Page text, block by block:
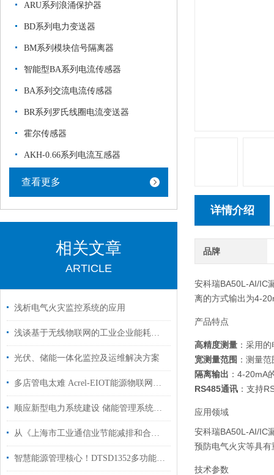
ARU系列浪涌保护器
BD系列电力变送器
BM系列模块信号隔离器
智能型BA系列电流传感器
BA系列交流电流传感器
BR系列罗氏线圈电流变送器
霍尔传感器
AKH-0.66系列电流互感器
查看更多
相关文章
ARTICLE
浅析电气火灾监控系统的应用
浅谈基于无线物联网的工业企业能耗监控系统设计
光伏、储能一体化监控及运维解决方案
多店管电太难 Acrel-EIOT能源物联网平台方案，帮连锁门店省下真金白银
顺应新型电力系统建设 储能管理系统实现节能降碳双增效
从《上海市工业通信业节能减排和合同能源管理专项扶持办法》
智慧能源管理核心！DTSD1352多功能电能表高精度仪表重塑工商业储能经济账
详情介绍
品牌
安科瑞BA50L-AI/IC
离的方式输出为4-
产品特点
高精度测量 ：采用
宽测量范围 ：测量
隔离输出 ：4-20mA
RS485通讯 ：支持
应用领域
安科瑞BA50L-AI/IC
预防电气火灾等具
技术参数